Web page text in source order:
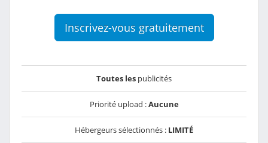
Inscrivez-vous gratuitement
Toutes les publicités
Priorité upload :Aucune
Hébergeurs sélectionnés : LIMITÉ